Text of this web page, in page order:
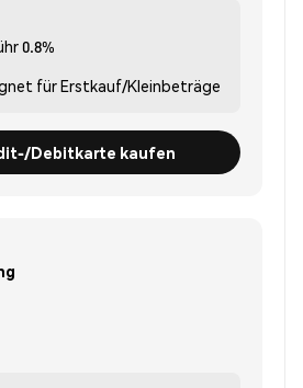
0.8%
fürErstkauf/Kleinbeträge
Debitkarte kaufen